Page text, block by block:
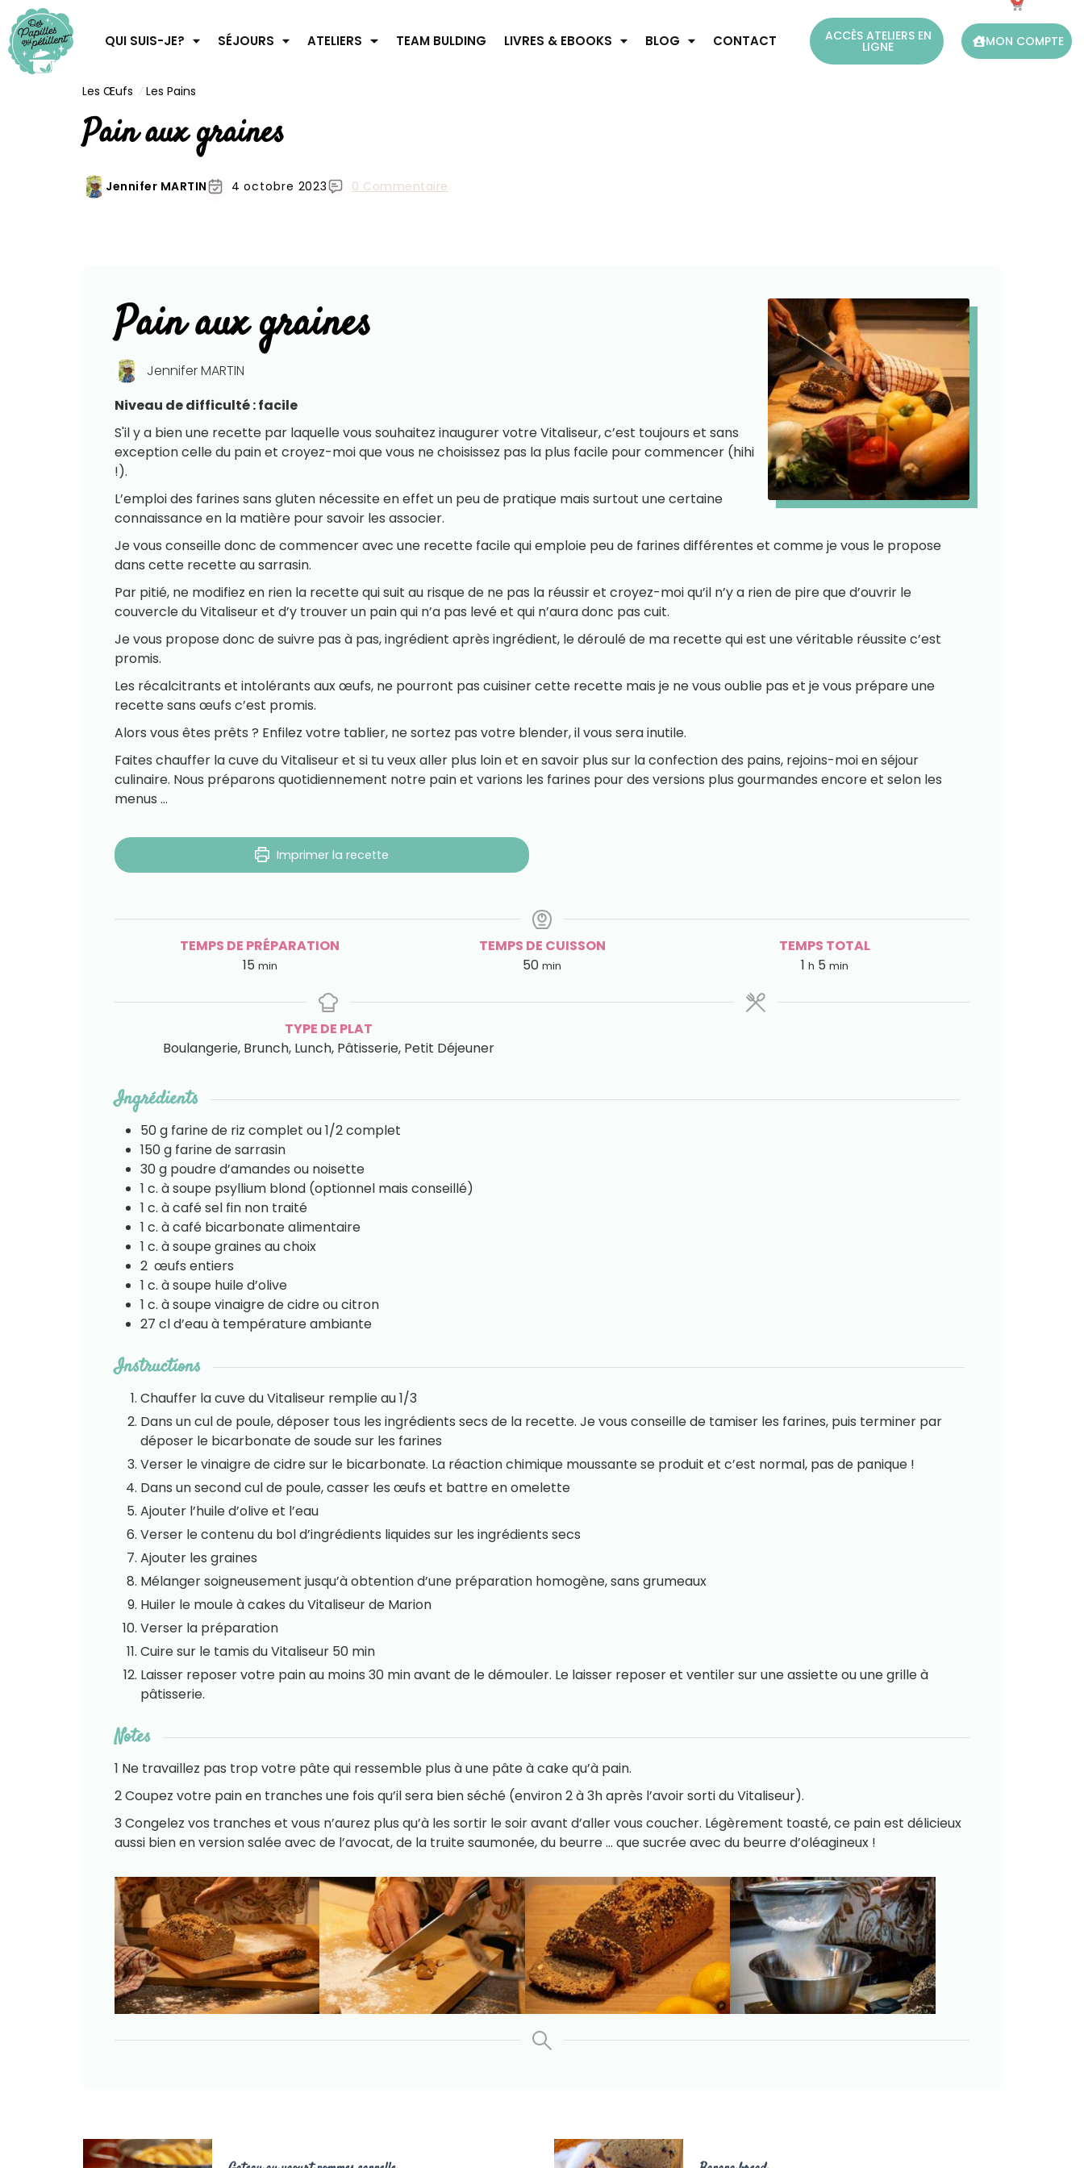
QUI SUIS-JE? SÉJOURS ATELIERS TEAM BULDING LIVRES & EBOOKS BLOG CONTACT ACCÈS ATELIERS EN
LIGNE MON COMPTE
Les Œufs Les Pains
Pain aux graines
Jennifer MARTIN 4 octobre 2023 0 Commentaire
Pain aux graines
Jennifer MARTIN
Niveau de difficulté : facile
S'il y a bien une recette par laquelle vous souhaitez inaugurer votre Vitaliseur, c’est toujours et sans
exception celle du pain et croyez-moi que vous ne choisissez pas la plus facile pour commencer (hihi
!).
L’emploi des farines sans gluten nécessite en effet un peu de pratique mais surtout une certaine
connaissance en la matière pour savoir les associer.
Je vous conseille donc de commencer avec une recette facile qui emploie peu de farines différentes et comme je vous le propose
dans cette recette au sarrasin.
Par pitié, ne modifiez en rien la recette qui suit au risque de ne pas la réussir et croyez-moi qu’il n’y a rien de pire que d’ouvrir le
couvercle du Vitaliseur et d’y trouver un pain qui n’a pas levé et qui n’aura donc pas cuit.
Je vous propose donc de suivre pas à pas, ingrédient après ingrédient, le déroulé de ma recette qui est une véritable réussite c’est
promis.
Les récalcitrants et intolérants aux œufs, ne pourront pas cuisiner cette recette mais je ne vous oublie pas et je vous prépare une
recette sans œufs c’est promis.
Alors vous êtes prêts ? Enfilez votre tablier, ne sortez pas votre blender, il vous sera inutile.
Faites chauffer la cuve du Vitaliseur et si tu veux aller plus loin et en savoir plus sur la confection des pains, rejoins-moi en séjour
culinaire. Nous préparons quotidiennement notre pain et varions les farines pour des versions plus gourmandes encore et selon les
menus …
Imprimer la recette
TEMPS DE PRÉPARATION
15 min
TEMPS DE CUISSON
50 min
TEMPS TOTAL
1 h 5 min
TYPE DE PLAT
Boulangerie, Brunch, Lunch, Pâtisserie, Petit Déjeuner
Ingrédients
50g farine de riz complet ou 1/2 complet
150g farine de sarrasin
30g poudre d’amandes ou noisette
1 c. à soupe psyllium blond (optionnel mais conseillé)
1 c. à cafésel fin non traité
1 c. à café bicarbonate alimentaire
1 c. à soupegraines au choix
2 œufs entiers
1 c. à soupe huile d’olive
1 c. à soupevinaigre de cidre ou citron
27 cld’eau à température ambiante
Instructions
Chauffer la cuve du Vitaliseur remplie au 1/3
Dans un cul de poule, déposer tous les ingrédients secs de la recette. Je vous conseille de tamiser les farines, puis terminer par
déposer le bicarbonate de soude sur les farines
Verser le vinaigre de cidre sur le bicarbonate. La réaction chimique moussante se produit et c’est normal, pas de panique !
Dans un second cul de poule, casser les œufs et battre en omelette
Ajouter l’huile d’olive et l’eau
Verser le contenu du bol d’ingrédients liquides sur les ingrédients secs
Ajouter les graines
Mélanger soigneusement jusqu’à obtention d’une préparation homogène, sans grumeaux
Huiler le moule à cakes du Vitaliseur de Marion
Verser la préparation
Cuire sur le tamis du Vitaliseur 50 min
Laisser reposer votre pain au moins 30 min avant de le démouler. Le laisser reposer et ventiler sur une assiette ou une grille à
pâtisserie.
Notes
1 Ne travaillez pas trop votre pâte qui ressemble plus à une pâte à cake qu’à pain.
2 Coupez votre pain en tranches une fois qu’il sera bien séché (environ 2 à 3h après l’avoir sorti du Vitaliseur).
3 Congelez vos tranches et vous n’aurez plus qu’à les sortir le soir avant d’aller vous coucher. Légèrement toasté, ce pain est délicieux
aussi bien en version salée avec de l’avocat, de la truite saumonée, du beurre … que sucrée avec du beurre d’oléagineux !